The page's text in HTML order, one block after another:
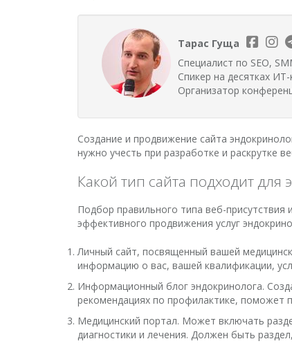
Тарас Гуща
Специалист по SEO,
Спикер на десятках
Организатор
Создание и продвижение сайта
нужно учесть при разработке и раскрутке
Какой тип сайта подходит для
Подбор правильного типа веб-
эффективного продвижения услуг
Личный сайт, посвященный вашей
информацию о вас, вашей квалификации,
Информационный блог эндокринолога.
рекомендациях по профилактике, поможет
Медицинский портал. Может включать
диагностики и лечения. Должен быть